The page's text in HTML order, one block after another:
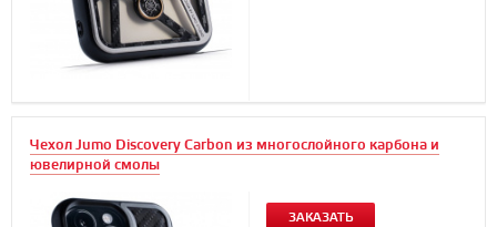
Чехол Jumo Discovery Carbon из многослойного карбона и
ювелирной смолы
ЗАКАЗАТЬ